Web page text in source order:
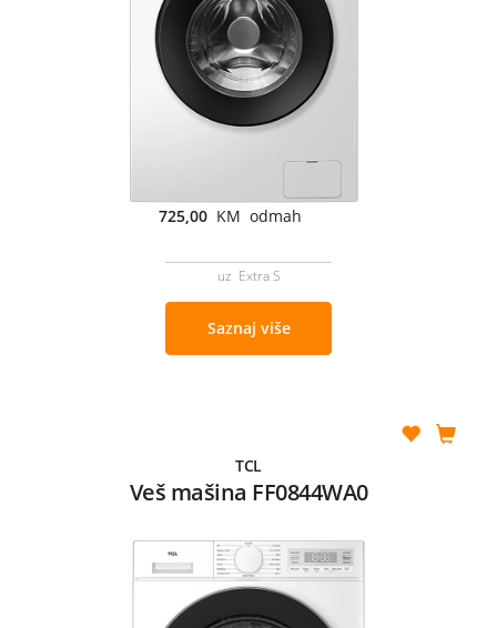
725,00 KM odmah
uz Extra S
Saznaj više
TCL
Veš mašina FF0844WA0